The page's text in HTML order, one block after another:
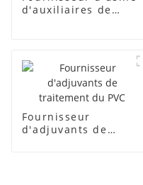
d'auxiliaires de
Fournisseur
d'adjuvants de